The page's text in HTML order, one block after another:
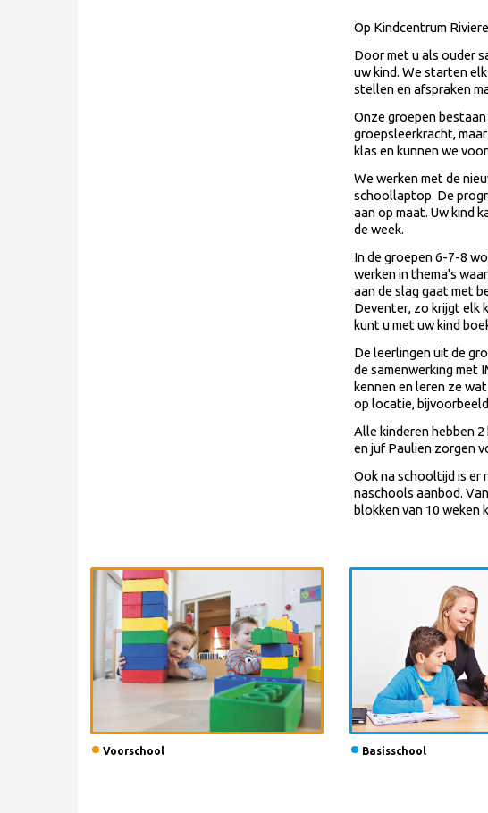
Op Kindcentrum
Door met u als ouder
uw kind. We starten
stellen en afspraken
Onze groepen
groepsleerkracht,
klas en kunnen we
We werken met de
schoollaptop. De
aan op maat. Uw kind
de week.
In de groepen6-7-8
werken in thema's
aan de slag gaat met
Deventer, zo krijgt elk
kunt u met uw kind
De leerlingen uit de
de samenwerking met
kennen en leren ze
op locatie,
Alle kinderen hebben
en juf Paulien zorgen
Ook na schooltijd is er
naschools aanbod.
blokken van 10 weken
Voorschool Basisschool